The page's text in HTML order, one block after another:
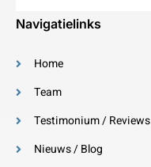
Navigatielinks
Home
Team
Testimonium / Reviews
Nieuws / Blog